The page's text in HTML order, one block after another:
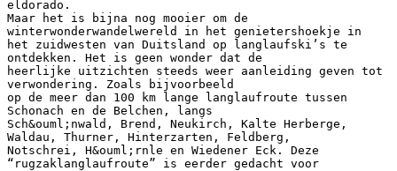
eldorado.
Maar het is bijna nog mooier om de
winterwonderwandelwereld in het genietershoekje in
het zuidwesten van Duitsland op langlaufski’s te
ontdekken. Het is geen wonder dat de
heerlijke uitzichten steeds weer aanleiding geven tot
verwondering. Zoals bijvoorbeeld
op de meer dan 100 km lange langlaufroute tussen
Schonach en de Belchen, langs
Sch&ouml;nwald, Brend, Neukirch, Kalte Herberge,
Waldau, Thurner, Hinterzarten, Feldberg,
Notschrei, H&ouml;rnle en Wiedener Eck. Deze
“rugzaklanglaufroute” is eerder gedacht voor